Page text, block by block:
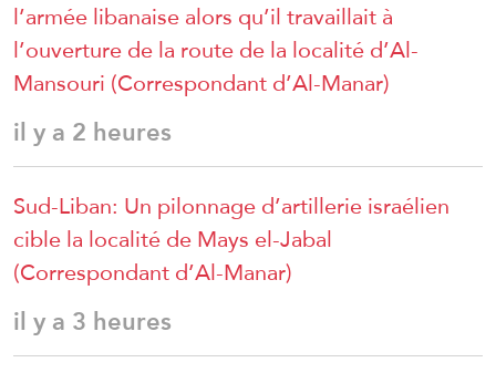
l’armée libanaise alors qu’il travaillait à
l’ouverture de la route de la localité d’Al-
Mansouri (Correspondant d’Al-Manar)
il y a 2 heures
Sud-Liban: Un pilonnage d’artillerie israélien
cible la localité de Mays el-Jabal
(Correspondant d’Al-Manar)
il y a 3 heures